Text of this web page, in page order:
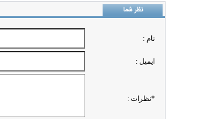
نظر شما
نام :
ايميل :
*نظرات :